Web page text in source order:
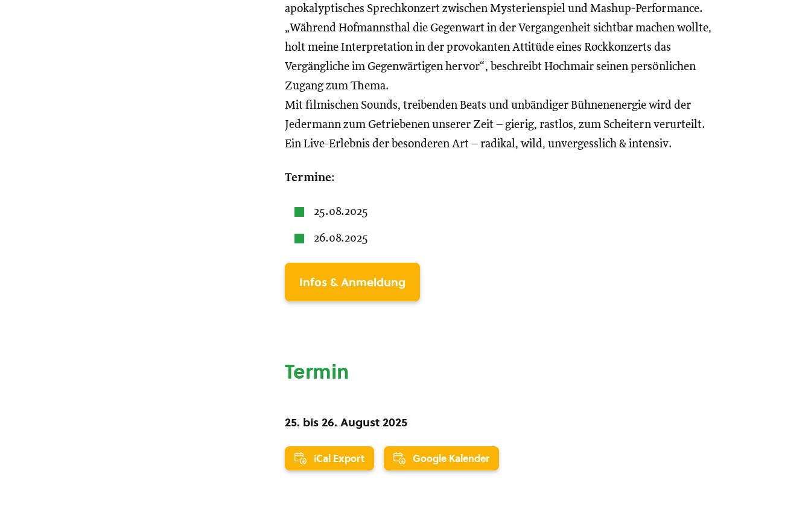
apokalyptisches Sprechkonzert zwischen Mysterienspiel und Mashup-Performance.
„Während Hofmannsthal die Gegenwart in der Vergangenheit sichtbar machen wollte,
holt meine Interpretation in der provokanten Attitüde eines Rockkonzerts das
Vergängliche im Gegenwärtigen hervor“, beschreibt Hochmair seinen persönlichen
Zugang zum Thema.
Mit filmischen Sounds, treibenden Beats und unbändiger Bühnenenergie wird der
Jedermann zum Getriebenen unserer Zeit – gierig, rastlos, zum Scheitern verurteilt.
Ein Live-Erlebnis der besonderen Art – radikal, wild, unvergesslich & intensiv.
Termine:
25.08.2025
26.08.2025
Infos & Anmeldung
Termin
25. bis26. August 2025
iCal Export Google Kalender